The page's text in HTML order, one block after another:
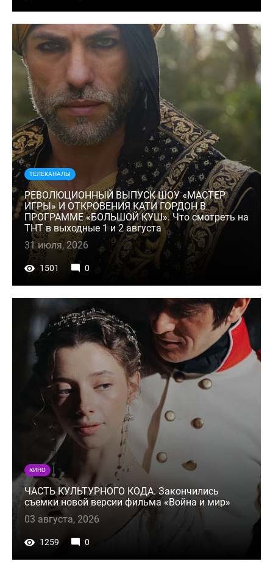
ТЕЛЕКАНАЛЫ
РЕВОЛЮЦИОННЫЙ ВЫПУСК ШОУ «МАСТЕР
ИГРЫ» И ОТКРОВЕНИЯ КАТИ ГОРДОН В
ПРОГРАММЕ «БОЛЬШОЙ КУШ». Что смотреть на
ТНТ в выходные 1 и 2 августа
31 июля, 2026
1501 0
КИНО
ЧАСТЬ КУЛЬТУРНОГО КОДА. Закончились
съемки новой версии фильма «Война и мир»
03 августа, 2026
1259 0